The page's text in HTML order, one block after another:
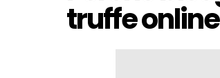
truffe online